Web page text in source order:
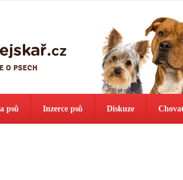
psů Inzerce psů Diskuze